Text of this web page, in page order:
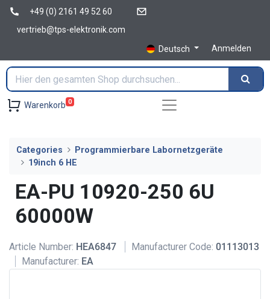
+49 (0) 2161 49 52 60
vertrieb@tps-elektronik.com
Deutsch
Anmelden
Warenkorb 0
Categories
Programmierbare Labornetzgeräte
19inch 6 HE
EA-PU 10920-250 6U
60000W
Article Number: HEA6847 Manufacturer Code: 01113013
Manufacturer: EA